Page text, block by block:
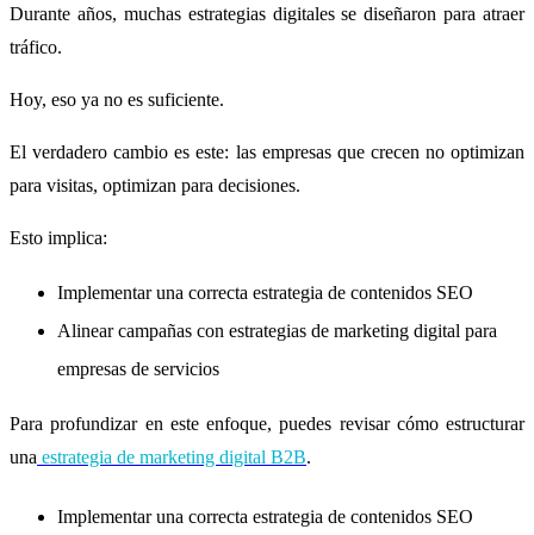
Durante años, muchas estrategias digitales se diseñaron para atraer
tráfico.
Hoy, eso ya no es suficiente.
El verdadero cambio es este: las empresas que crecen no optimizan
para visitas, optimizan para decisiones.
Esto implica:
Implementar una correcta estrategia de contenidos SEO
Alinear campañas con estrategias de marketing digital para
empresas de servicios
Para profundizar en este enfoque, puedes revisar cómo estructurar
una estrategia de marketing digital B2B.
Implementar una correcta estrategia de contenidos SEO